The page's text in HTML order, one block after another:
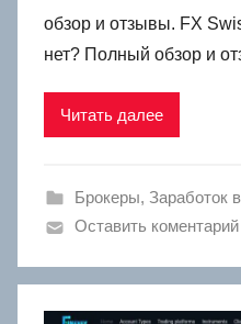
обзор и отзывы. FX
нет? Полный обзор и
Читать далее
Брокеры, Заработок
Оставить коментарий